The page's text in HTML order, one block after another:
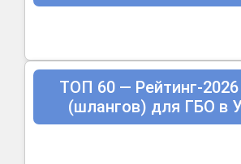
ТОП 60 — Рейтинг-2026
(шлангов) для ГБО в